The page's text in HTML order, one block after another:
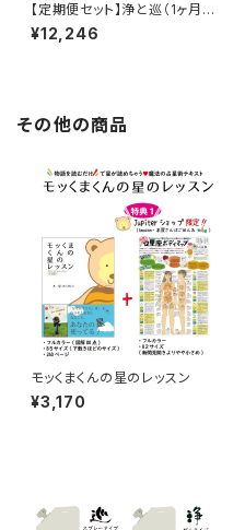
【定期便セット】浄と巡（1ヶ月半
毎の届け）
¥12,246
その他の商品
モッくまくんの星のレッスン
¥3,170